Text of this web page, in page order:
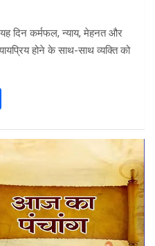
यह दिन कर्मफल, न्याय, मेहनत और
होने के साथ-साथ व्यक्ति को
ar
e